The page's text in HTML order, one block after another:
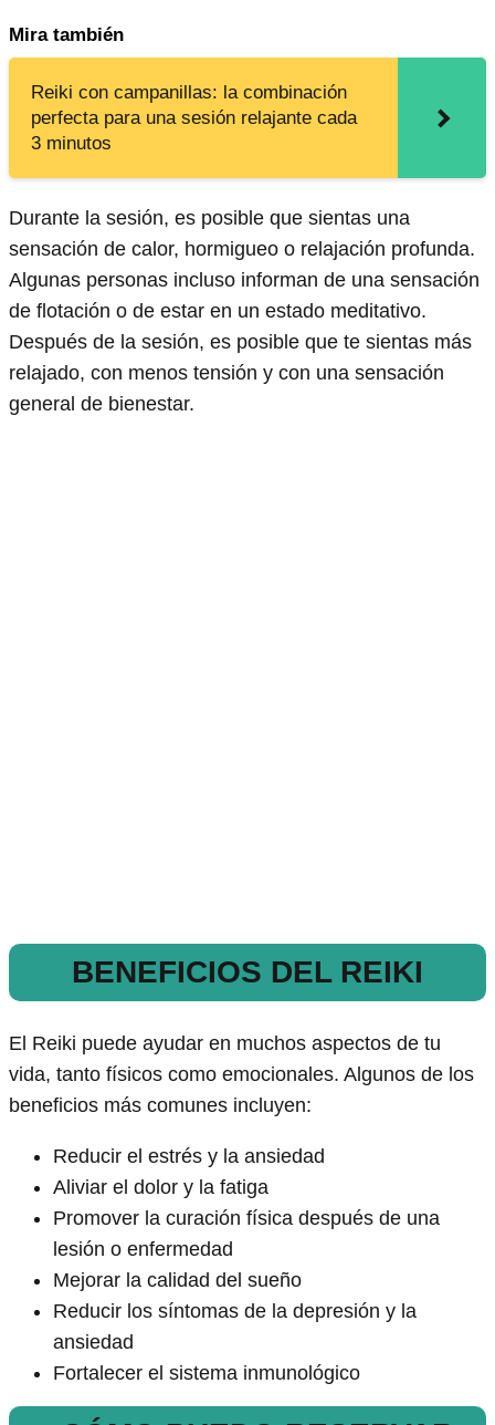
Mira también
Reiki con campanillas: la combinación
perfecta para una sesión relajante cada
3 minutos
Durante la sesión, es posible que sientas una
sensación de calor, hormigueo o relajación profunda.
Algunas personas incluso informan de una sensación
de flotación o de estar en un estado meditativo.
Después de la sesión, es posible que te sientas más
relajado, con menos tensión y con una sensación
general de bienestar.
BENEFICIOS DEL REIKI
El Reiki puede ayudar en muchos aspectos de tu
vida, tanto físicos como emocionales. Algunos de los
beneficios más comunes incluyen:
Reducir el estrés y la ansiedad
Aliviar el dolor y la fatiga
Promover la curación física después de una
lesión o enfermedad
Mejorar la calidad del sueño
Reducir los síntomas de la depresión y la
ansiedad
Fortalecer el sistema inmunológico